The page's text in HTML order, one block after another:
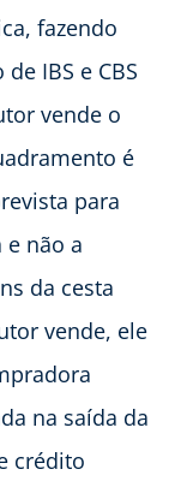
fazendo
IBS e CBS
vende o
é
para
não a
da cesta
vende, ele
na saída da
crédito